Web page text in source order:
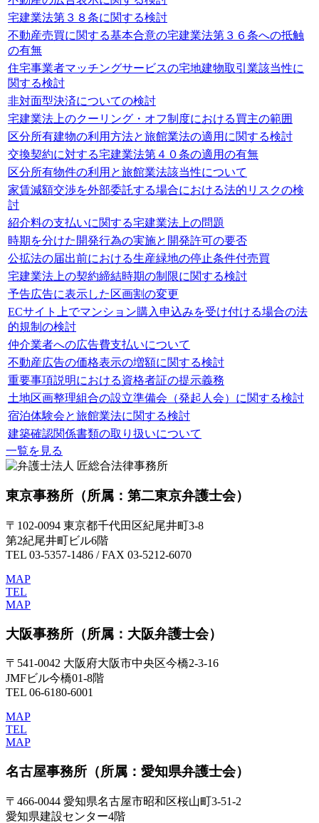
宅建業法第３８条に関する検討
不動産売買に関する基本合意の宅建業法第３６条への抵触
の有無
住宅事業者マッチングサービスの宅地建物取引業該当性に
関する検討
非対面型決済についての検討
宅建業法上のクーリング・オフ制度における買主の範囲
区分所有建物の利用方法と旅館業法の適用に関する検討
交換契約に対する宅建業法第４０条の適用の有無
区分所有物件の利用と旅館業法該当性について
家賃減額交渉を外部委託する場合における法的リスクの検
討
紹介料の支払いに関する宅建業法上の問題
時期を分けた開発行為の実施と開発許可の要否
公拡法の届出前における生産緑地の停止条件付売買
宅建業法上の契約締結時期の制限に関する検討
予告広告に表示した区画割の変更
ECサイト上でマンション購入申込みを受け付ける場合の法
的規制の検討
仲介業者への広告費支払いについて
不動産広告の価格表示の増額に関する検討
重要事項説明における資格者証の提示義務
土地区画整理組合の設立準備会（発起人会）に関する検討
宿泊体験会と旅館業法に関する検討
建築確認関係書類の取り扱いについて
一覧を見る
東京事務所 （所属：第二東京弁護士会）
〒102-0094 東京都千代田区紀尾井町3-8
第2紀尾井町ビル6階
TEL 03-5357-1486 / FAX 03-5212-6070
MAP
TEL
MAP
大阪事務所 （所属：大阪弁護士会）
〒541-0042 大阪府大阪市中央区今橋2-3-16
JMFビル今橋01-8階
TEL 06-6180-6001
MAP
TEL
MAP
名古屋事務所 （所属：愛知県弁護士会）
〒466-0044 愛知県名古屋市昭和区桜山町3-51-2
愛知県建設センター4階